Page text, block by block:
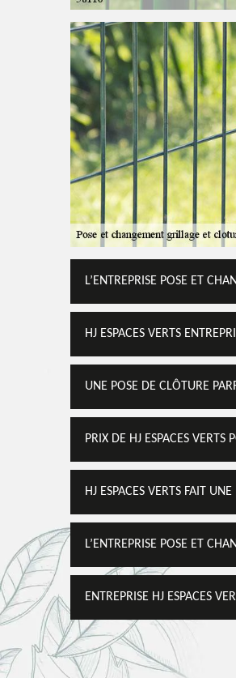
clôture, travaux fiables
Voir Nos Realisations
L’ENTREPRISE POSE ET
HJ ESPACES VERTS
UNE POSE DE CLÔTURE
PRIX DE HJ ESPACES
HJ ESPACES VERTS FAIT
L’ENTREPRISE POSE ET
ENTREPRISE HJ ESPACES